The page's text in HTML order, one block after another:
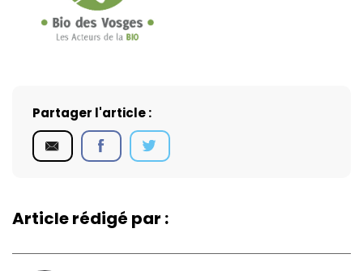
Partager l'article :
Article rédigé par :